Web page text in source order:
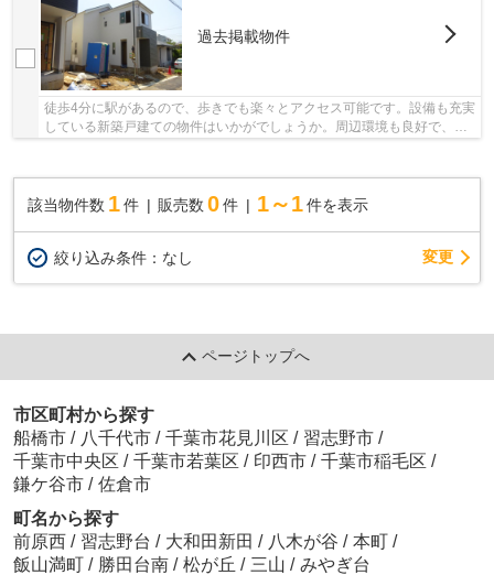
過去掲載物件
徒歩4分に駅があるので、歩きでも楽々とアクセス可能です。設備も充実
している新築戸建ての物件はいかがでしょうか。周辺環境も良好で、魅
該当物件数 1件 販売数 0 件 1～1 件を表示
絞り込み条件： なし 変更
ページトップへ
市区町村から探す
船橋市 / 八千代市 / 千葉市花見川区 / 習志野市 /
千葉市中央区 / 千葉市若葉区 / 印西市 / 千葉市稲毛区 /
鎌ケ谷市 / 佐倉市
町名から探す
前原西 / 習志野台 / 大和田新田 / 八木が谷 / 本町 /
飯山満町 / 勝田台南 / 松が丘 / 三山 / みやぎ台